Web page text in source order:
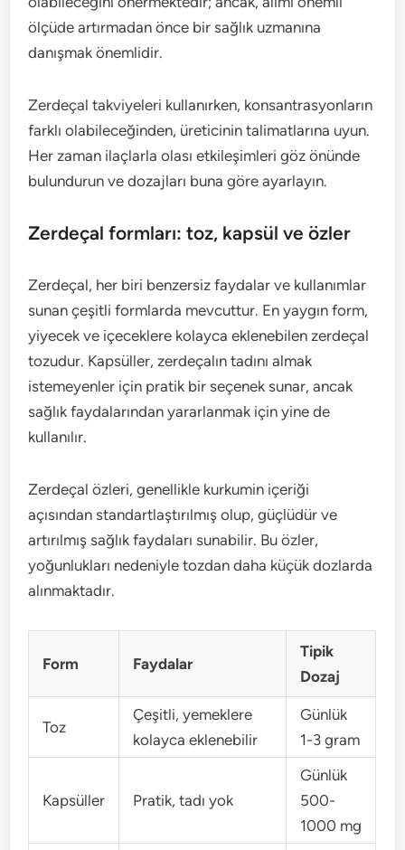
ölçüde artırmadan önce bir sağlık uzmanına
danışmak önemlidir.
Zerdeçal takviyeleri kullanırken, konsantrasyonların
farklı olabileceğinden, üreticinin talimatlarına uyun.
Her zaman ilaçlarla olası etkileşimleri göz önünde
bulundurun ve dozajları buna göre ayarlayın.
Zerdeçal formları: toz, kapsül ve özler
Zerdeçal, her biri benzersiz faydalar ve kullanımlar
sunan çeşitli formlarda mevcuttur. En yaygın form,
yiyecek ve içeceklere kolayca eklenebilen zerdeçal
tozudur. Kapsüller, zerdeçalın tadını almak
istemeyenler için pratik bir seçenek sunar, ancak
sağlık faydalarından yararlanmak için yine de
kullanılır.
Zerdeçal özleri, genellikle kurkumin içeriği
açısından standartlaştırılmış olup, güçlüdür ve
artırılmış sağlık faydaları sunabilir. Bu özler,
yoğunlukları nedeniyle tozdan daha küçük dozlarda
alınmaktadır.
Form Faydalar
Tipik
Dozaj
Toz
Çeşitli, yemeklere
kolayca eklenebilir
Günlük
1-3 gram
Kapsüller Pratik, tadı yok
Günlük
500-
1000 mg